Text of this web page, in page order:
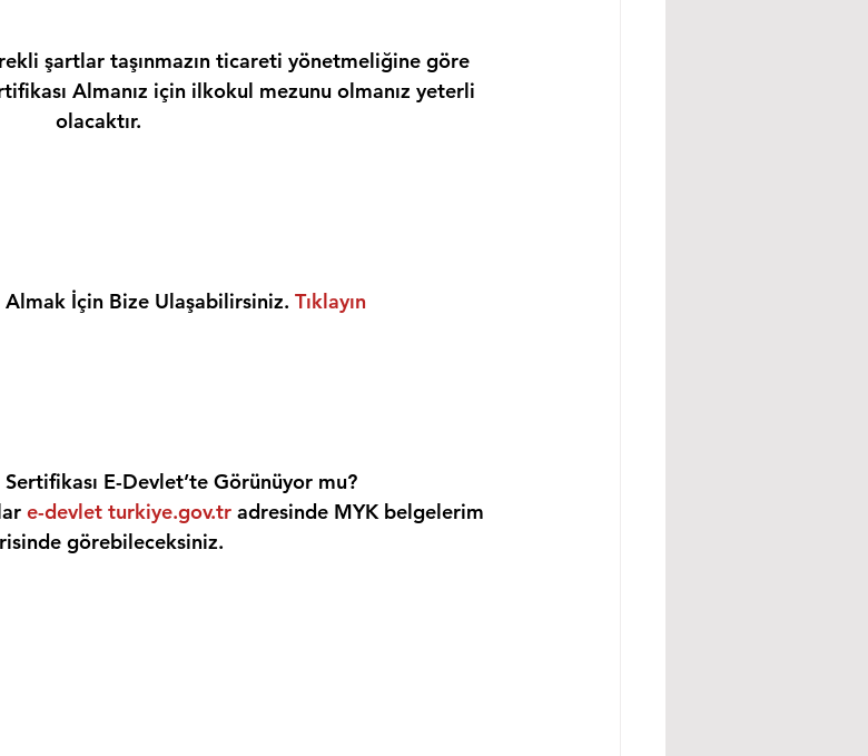
şartlar taşınmazın ticareti yönetmeliğine göre
Almanız için ilkokul mezunu olmanız yeterli
olacaktır.
Almak İçin Bize Ulaşabilirsiniz. Tıklayın
Sertifikası E-Devlet’te Görünüyor mu?
e-devlet turkiye.gov.tr adresinde MYK belgelerim
görebileceksiniz.